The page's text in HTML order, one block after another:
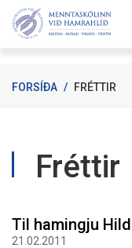
Fara
FORSÍÐA / FRÉTTIR
Fréttir
Til hamingju
21.02.2011